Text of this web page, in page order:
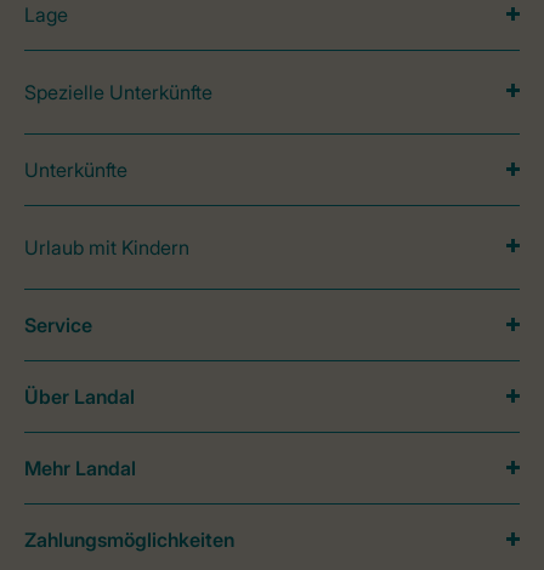
Lage
Spezielle Unterkünfte
Unterkünfte
Urlaub mit Kindern
Service
Über Landal
Mehr Landal
Zahlungsmöglichkeiten